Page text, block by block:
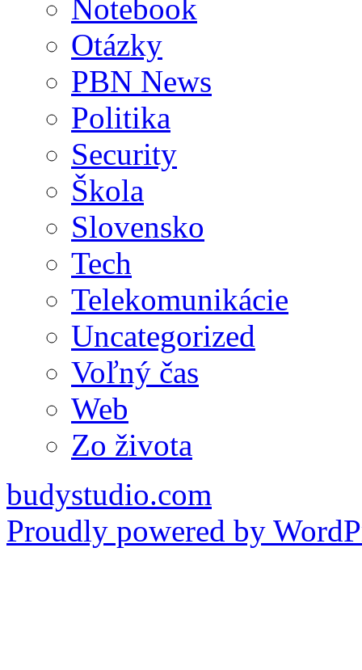
Notebook
Otázky
PBN News
Politika
Security
Škola
Slovensko
Tech
Telekomunikácie
Uncategorized
Voľný čas
Web
Zo života
budystudio.com
Proudly powered by